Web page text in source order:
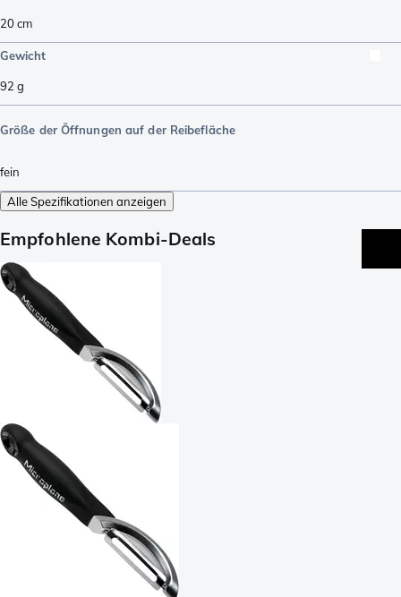
20cm
Gewicht
92 g
Größe der Öffnungen auf der Reibefläche
fein
Alle Spezifikationen anzeigen
Empfohlene Kombi-Deals